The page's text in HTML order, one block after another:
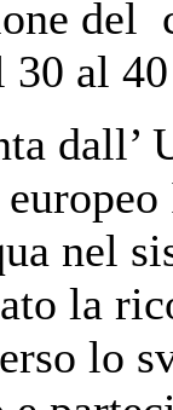
30 al
nel
la
lo